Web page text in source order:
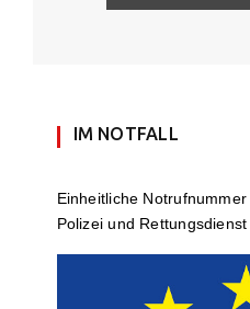
IM NOTFALL
Einheit­li­che
Polizei und Rettungs­dienst